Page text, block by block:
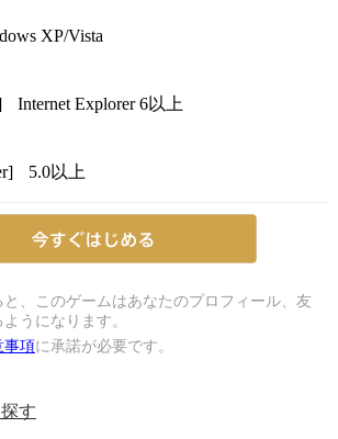
XP/Vista
Explorer 6以上
5.0以上
、このゲームはあなたのプロフィール、友
うになります。
事項に承諾が必要です。
す